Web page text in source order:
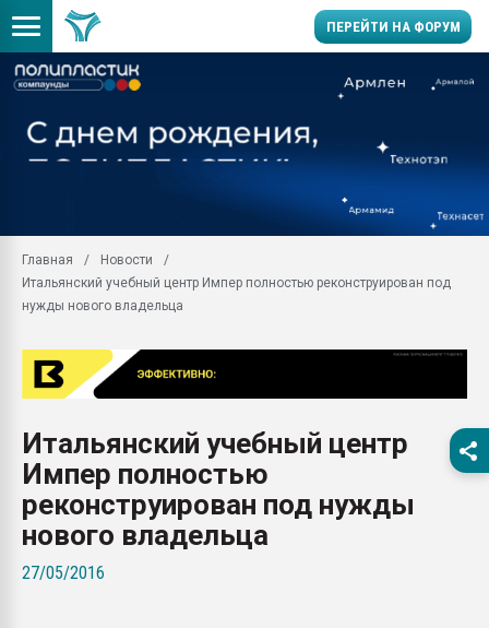
ПЕРЕЙТИ НА ФОРУМ
заводу пластмасс"
первый план в
28.07.2026
ситуацией на
Всё, что касается
Главная
Новости
Итальянский учебный центр Импер полностью реконструирован под
нужды нового владельца
Итальянский учебный центр
Импер полностью
реконструирован под нужды
нового владельца
27/05/2016